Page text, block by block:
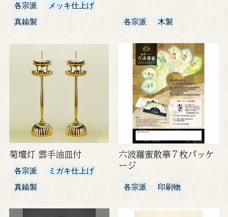
各宗派
メッキ仕上げ
真鍮製
各宗派 木製
菊壇灯 雲手油皿付
各宗派
ミガキ仕上げ
真鍮製
六波羅蜜散華７枚パッケ
ージ
各宗派 印刷物